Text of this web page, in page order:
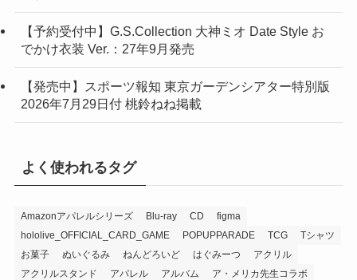
【発売中】スポーツ報知 東京ガーデンシアター特別版
2026年7月29日付 桃鈴ねね掲載
よく使われるタグ
Amazonアパレルシリーズ
hololive_OFFICIAL_CARD_GAME
アクリルスタンド
アパレル アルバム
ア・メリカ先生コラボ
イベント
カード ガジェット クリアファイル グッズ
ゲーム
コミックス
コンビニ サプライ スケールフィギュア
スリーブ
タペストリー
トレーディング フィギュア ホロアース
マット